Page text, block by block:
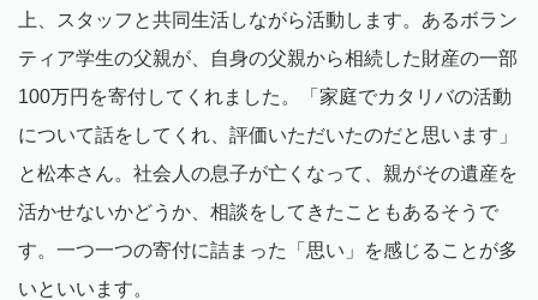
上、スタッフと共同生活しながら活動します。あるボラン
ティア学生の父親が、自身の父親から相続した財産の一部
100万円を寄付してくれました。「家庭でカタリバの活動
について話をしてくれ、評価いただいたのだと思います」
と松本さん。社会人の息子が亡くなって、親がその遺産を
活かせないかどうか、相談をしてきたこともあるそうで
す。一つ一つの寄付に詰まった「思い」を感じることが多
いといいます。